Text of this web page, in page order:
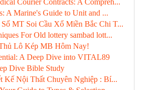
Courier Contracts: A Compreh...
A Marine's Guide to Unit and ...
MT Soi Cầu Xổ Miền Bắc Chi T...
For Old lottery sambad lott...
Lô Kép MB Hôm Nay!
A Deep Dive into VITAL89
Dive Bible Study
Kế Nội Thất Chuyên Nghiệp : Bí...